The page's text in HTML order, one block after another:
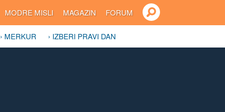
MODRE MISLI MAGAZIN FORUM
› MERKUR › IZBERI PRAVI DAN